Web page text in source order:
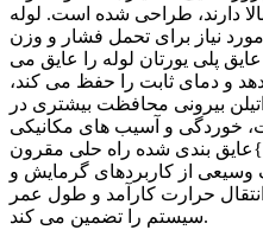
دارند، طراحی شده است. لوله
نیاز برای تحمل فشار و وزن
پلی یورتان لوله را عایق می
و دمای ثابت را حفظ می کند،
بیرونی محافظت بیشتری در
خوردگی و آسیب های مکانیکی
ارائه می دهد. لوله فولادی پیش{7}عایق بندی شده راه حلی مقرون
وسیعی از کاربردهای گرمایش و
حرارت کارآمد و طول عمر
سیستم را تضمین می کند.